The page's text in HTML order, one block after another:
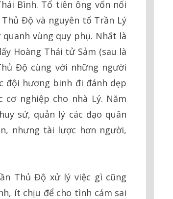
Bình. Tổ tiên ông vốn nối
Độ và nguyên tổ Trần Lý
vùng quy phụ. Nhất là
Hoàng Thái tử Sảm (sau là
Độ cùng với những người
đội hương binh đi đánh dẹp
nghiệp cho nhà Lý. Năm
sứ, quản lý các đạo quân
nhưng tài lược hơn người,
Thủ Độ xử lý việc gì cũng
ít chịu để cho tình cảm sai